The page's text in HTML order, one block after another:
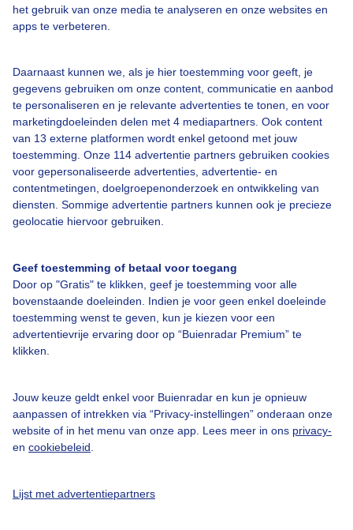
het gebruik van onze media te analyseren en onze websites en
apps te verbeteren.
Daarnaast kunnen we, als je hier toestemming voor geeft, je
gegevens gebruiken om onze content, communicatie en aanbod
te personaliseren en je relevante advertenties te tonen, en voor
marketingdoeleinden delen met 4 mediapartners. Ook content
van 13 externe platformen wordt enkel getoond met jouw
toestemming. Onze 114 advertentie partners gebruiken cookies
voor gepersonaliseerde advertenties, advertentie- en
contentmetingen, doelgroepenonderzoek en ontwikkeling van
diensten. Sommige advertentie partners kunnen ook je precieze
geolocatie hiervoor gebruiken.
Geef toestemming of betaal voor toegang
Door op "Gratis" te klikken, geef je toestemming voor alle
bovenstaande doeleinden. Indien je voor geen enkel doeleinde
toestemming wenst te geven, kun je kiezen voor een
advertentievrije ervaring door op “Buienradar Premium” te
klikken.
Jouw keuze geldt enkel voor Buienradar en kun je opnieuw
aanpassen of intrekken via “Privacy-instellingen” onderaan onze
website of in het menu van onze app. Lees meer in ons privacy-
en cookiebeleid
Lijst met advertentiepartners
Over Buienradar
Bedrijfsgegevens
Contact
Toegankelijkheid
Gebruikersvoorwaarden
Adverteren
Privacy beleid
Cookie beleid